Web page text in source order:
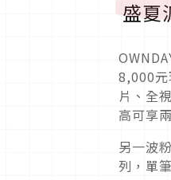
盛夏
8,000元
片、全
高可享
另一波
列，單